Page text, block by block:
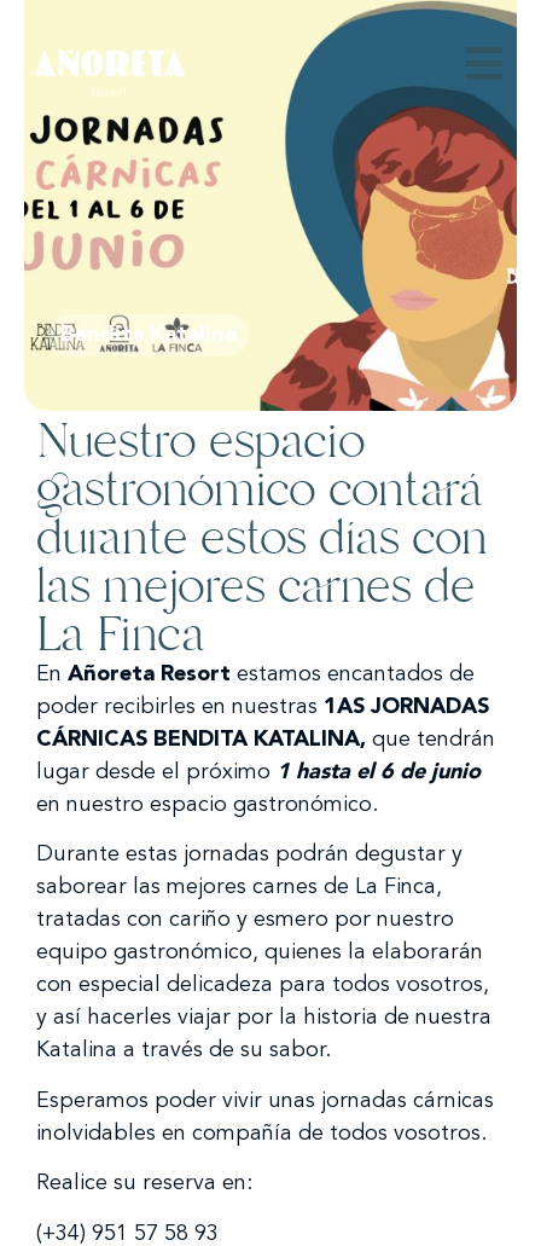
Bendita Katalina
Nuestro espacio
gastronómico contará
durante estos días con
las mejores carnes de
La Finca
En Añoreta Resort estamos encantados de
poder recibirles en nuestras 1AS JORNADAS
CÁRNICAS BENDITA KATALINA, que tendrán
lugar desde el próximo 1 hasta el 6 de junio
en nuestro espacio gastronómico.
Durante estas jornadas podrán degustar y
saborear las mejores carnes de La Finca,
tratadas con cariño y esmero por nuestro
equipo gastronómico, quienes la elaborarán
con especial delicadeza para todos vosotros,
y así hacerles viajar por la historia de nuestra
Katalina a través de su sabor.
Esperamos poder vivir unas jornadas cárnicas
inolvidables en compañía de todos vosotros.
Realice su reserva en:
(+34) 951 57 58 93